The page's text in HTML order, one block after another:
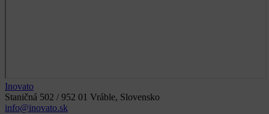
Inovato
Staničná 502 / 952 01 Vráble, Slovensko
info@inovato.sk